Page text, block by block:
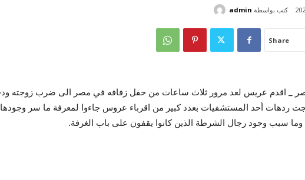
كتب بواسطة admin
Share
_ اقدم عريس لعد مرور ثلاث ساعات من حفل زفافه في مصر الى ضرب زوجته
ردهات أحد المستشفيات بعدد كبير من اقرباء عروس جاءوا لمعرفة ما سر وجودها
وما سبب وجود رجال الشرطة الذين كانوا يقفون على باب الغرفة.